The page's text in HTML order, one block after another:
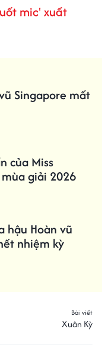
mic' xuất
Singapore mất
của Miss
giải 2026
hậu Hoàn vũ
nhiệm kỳ
Bài viết
Xuân Kỳ